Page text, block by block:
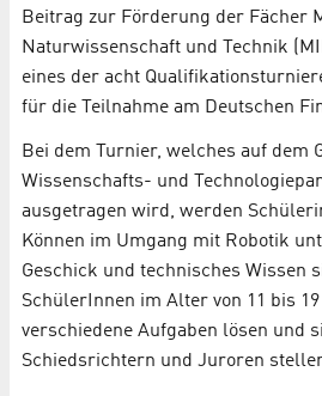
Beitrag zur Förderung der Fächer
Naturwissenschaft und Technik
eines der acht
für die Teilnahme am Deutschen
Bei dem Turnier, welches auf dem
Wissenschafts- und
ausgetragen wird, werden
Können im Umgang mit Robotik
Geschick und technisches Wissen
SchülerInnen im Alter von 11 bis
verschiedene Aufgaben lösen und
Schiedsrichtern und Juroren